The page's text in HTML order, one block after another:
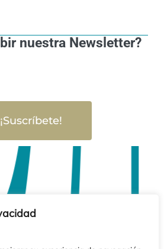
nuestra Newsletter?
¡Suscríbete!